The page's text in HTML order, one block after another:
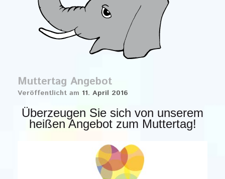
Muttertag Angebot
Veröffentlicht am 11. April 2016
Überzeugen Sie sich von unserem
heißen Angebot zum Muttertag!